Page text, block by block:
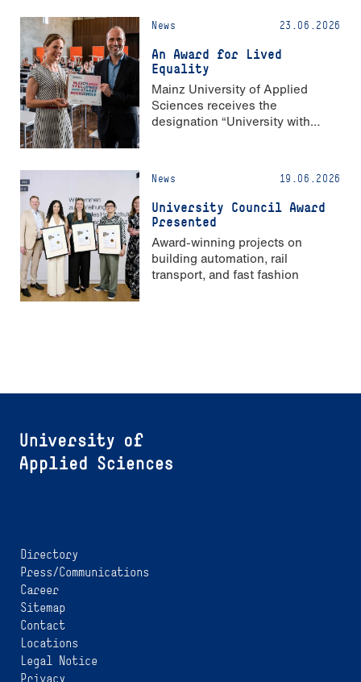
News 23.06.2026
An Award for Lived
Equality
Mainz University of Applied
Sciences receives the
designation “University with
News 19.06.2026
University Council Award
Presented
Award-winning projects on
building automation, rail
transport, and fast fashion
Directory
Press/Communications
Career
Sitemap
Contact
Locations
Legal Notice
Privacy